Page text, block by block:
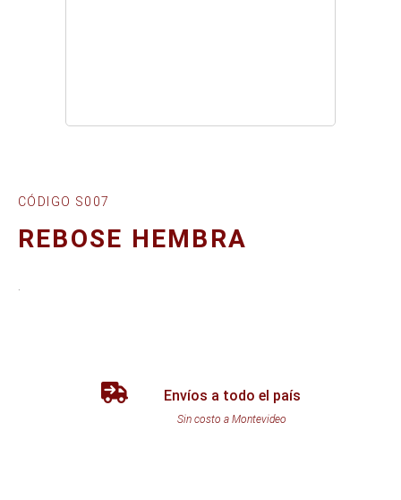
CÓDIGO S007
REBOSE HEMBRA
Envíos a todo el país
Sin costo a Montevideo